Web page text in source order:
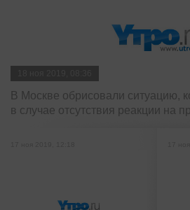
В Москве обрисовали ситуацию,
в случае отсутствия реакции на